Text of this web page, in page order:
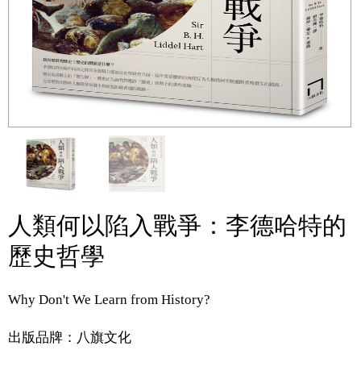
人類何以陷入戰爭：李德哈特的
歷史哲學
Why Don't We Learn from History?
出版品牌：八旗文化